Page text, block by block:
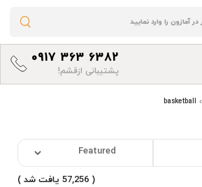
0917 363 6382
پشتیبانی ازقشم!
basketball
( 57,256 یافت شد )